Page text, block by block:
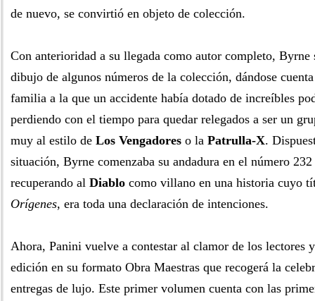
de nuevo, se convirtió en objeto de colección.
Con anterioridad a su llegada como autor completo, Byrne
dibujo de algunos números de la colección, dándose
familia a la que un accidente había dotado de increíbles
perdiendo con el tiempo para quedar relegados a ser un
muy al estilo de Los Vengadores o la Patrulla-X.
situación, Byrne comenzaba su andadura en el número
recuperando al Diablo como villano en una historia cuyo
Orígenes, era toda una declaración de intenciones.
Ahora, Panini vuelve a contestar al clamor de los lectores
edición en su formato Obra Maestras que recogerá la
entregas de lujo. Este primer volumen cuenta con las